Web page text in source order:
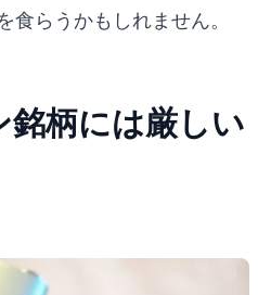
食らうかもしれません。
柄には厳しい